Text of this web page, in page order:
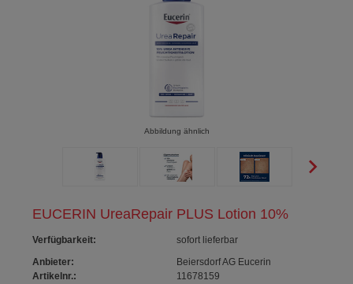
EUCERIN UreaRepair PLUS Lotion 10%
Verfügbarkeit:
sofort lieferbar
Anbieter:
Beiersdorf AG Eucerin
Artikelnr.:
11678159
Abbildung ähnlich